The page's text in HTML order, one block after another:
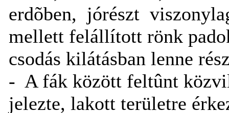
erdõben, jórészt
mellett felállított rönk
csodás kilátásban lenne
- A fák között feltûnt
jelezte, lakott területre